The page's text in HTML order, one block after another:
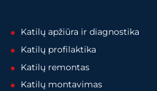
Katilų apžiūra ir diagnostika
Katilų profilaktika
Katilų remontas
Katilų montavimas